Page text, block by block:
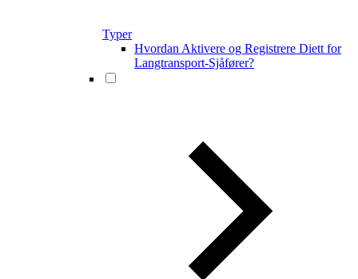
Typer
Hvordan Aktivere og Registrere Diett for
Langtransport-Sjåfører?